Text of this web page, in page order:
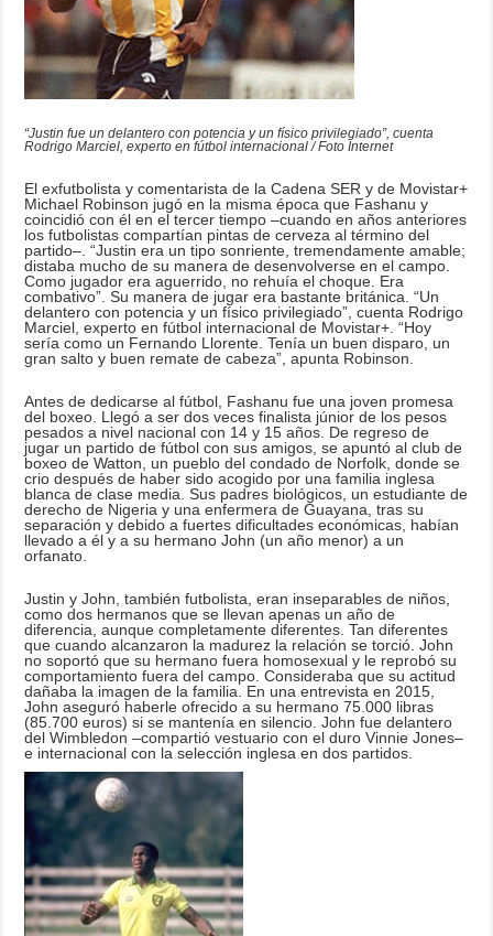
“Justin fue un delantero con potencia y un físico privilegiado”, cuenta
Rodrigo Marciel, experto en fútbol internacional / Foto Internet
El exfutbolista y comentarista de la Cadena SER y de Movistar+
Michael Robinson jugó en la misma época que Fashanu y
coincidió con él en el tercer tiempo –cuando en años anteriores
los futbolistas compartían pintas de cerveza al término del
partido–. “Justin era un tipo sonriente, tremendamente amable;
distaba mucho de su manera de desenvolverse en el campo.
Como jugador era aguerrido, no rehuía el choque. Era
combativo”. Su manera de jugar era bastante británica. “Un
delantero con potencia y un físico privilegiado”, cuenta Rodrigo
Marciel, experto en fútbol internacional de Movistar+. “Hoy
sería como un Fernando Llorente. Tenía un buen disparo, un
gran salto y buen remate de cabeza”, apunta Robinson.
Antes de dedicarse al fútbol, Fashanu fue una joven promesa
del boxeo. Llegó a ser dos veces finalista júnior de los pesos
pesados a nivel nacional con 14 y 15 años. De regreso de
jugar un partido de fútbol con sus amigos, se apuntó al club de
boxeo de Watton, un pueblo del condado de Norfolk, donde se
crio después de haber sido acogido por una familia inglesa
blanca de clase media. Sus padres biológicos, un estudiante de
derecho de Nigeria y una enfermera de Guayana, tras su
separación y debido a fuertes dificultades económicas, habían
llevado a él y a su hermano John (un año menor) a un
orfanato.
Justin y John, también futbolista, eran inseparables de niños,
como dos hermanos que se llevan apenas un año de
diferencia, aunque completamente diferentes. Tan diferentes
que cuando alcanzaron la madurez la relación se torció. John
no soportó que su hermano fuera homosexual y le reprobó su
comportamiento fuera del campo. Consideraba que su actitud
dañaba la imagen de la familia. En una entrevista en 2015,
John aseguró haberle ofrecido a su hermano 75.000 libras
(85.700 euros) si se mantenía en silencio. John fue delantero
del Wimbledon –compartió vestuario con el duro Vinnie Jones–
e internacional con la selección inglesa en dos partidos.